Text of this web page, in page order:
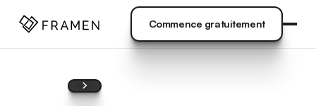
Commence gratuitement